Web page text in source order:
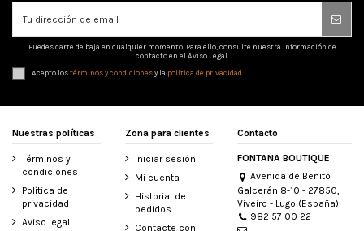
Puedes darte de baja en cualquier momento. Para ello, consulte nuestra información de
contacto en el Aviso Legal.
Acepto lostérminos y condicionesy la política de privacidad
Nuestras políticas
Términos y
condiciones
Política de
privacidad
Aviso legal
Zona para clientes
Iniciar sesión
Mi cuenta
Historial de
pedidos
Contacte con
Contacto
FONTANA BOUTIQUE
Avenida de Benito
Galcerán 8-10 - 27850,
Viveiro - Lugo (España)
982 57 00 22